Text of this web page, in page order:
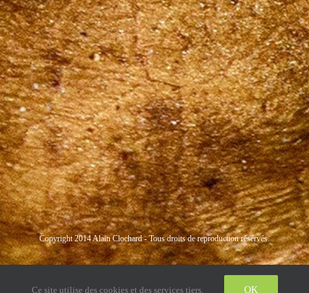
Copyright 2014 Alain Clochard - Tous droits de reproduction réservés.
InstagramLinkedInTwitter
Ce site utilise des cookies et des services tiers. OK